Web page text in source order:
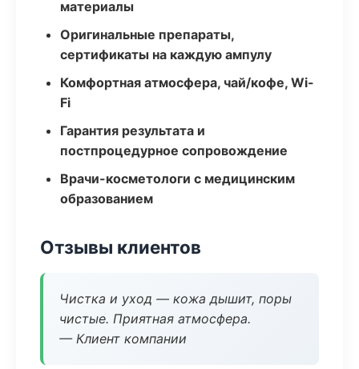
материалы
Оригинальные препараты,
сертификаты на каждую ампулу
Комфортная атмосфера, чай/кофе, Wi-
Fi
Гарантия результата и
постпроцедурное сопровождение
Врачи-косметологи с медицинским
образованием
Отзывы клиентов
Чистка и уход — кожа дышит, поры
чистые. Приятная атмосфера.
— Клиент компании